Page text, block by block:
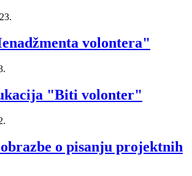
volontera"
"Biti volonter"
o pisanju projektnih